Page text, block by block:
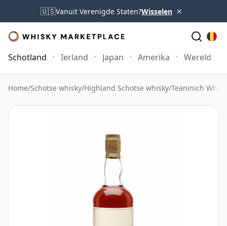
🇺🇸Vanuit Verenigde Staten?Wisselen ×
Schotland Ierland Japan Amerika Wereld
Home/Schotse whisky/Highland Schotse whisky/Teaninich